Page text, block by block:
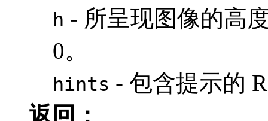
h - 所呈现图像的高
0。
hints - 包含提示的
返回：